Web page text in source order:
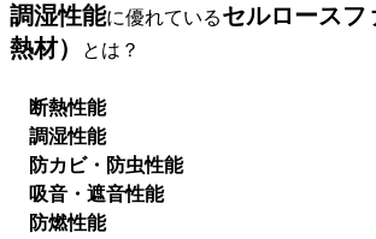
調湿性能に優れているセルロースフ
熱材）
とは？
断熱性能
調湿性能
防カビ・防虫性能
吸音・遮音性能
防燃性能